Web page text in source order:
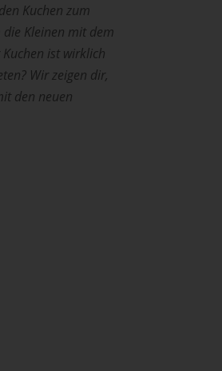
Kuchen zum
Kleinen mit dem
ist wirklich
Wir zeigen dir,
den neuen